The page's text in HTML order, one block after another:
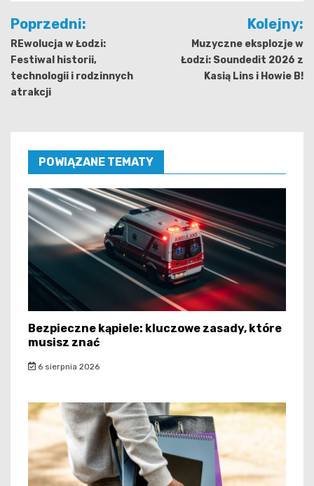
Nawigacja
wpisu
Poprzedni:
REwolucja w Łodzi:
Festiwal historii,
technologii i rodzinnych
atrakcji
Kolejny:
Muzyczne eksplozje w
Łodzi: Soundedit 2026 z
Kasią Lins i Howie B!
POWIĄZANE TEMATY
Bezpieczne kąpiele: kluczowe zasady, które
musisz znać
6 sierpnia 2026